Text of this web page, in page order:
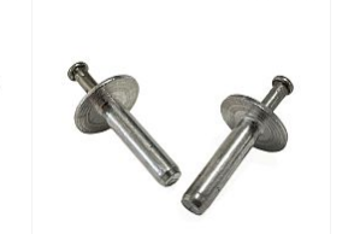
В избранное
К сравнению В наличии